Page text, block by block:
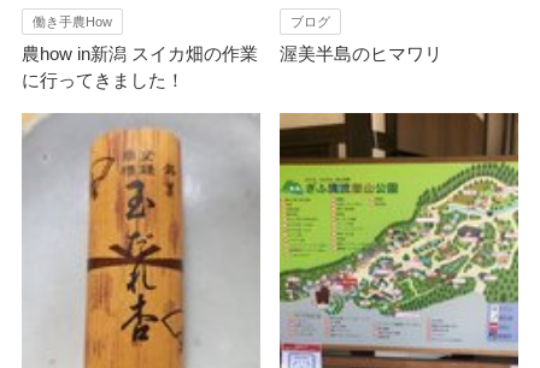
働き手農How
農how in新潟 スイカ畑の作業
に行ってきました！
ブログ
渥美半島のヒマワリ